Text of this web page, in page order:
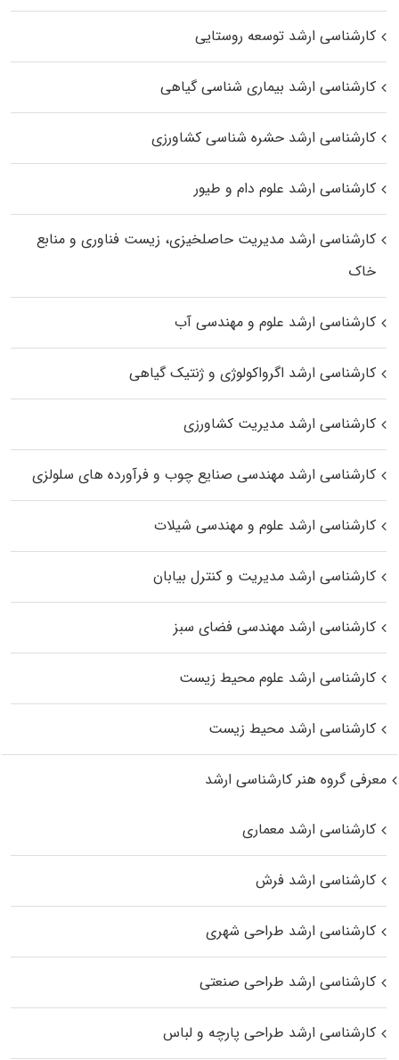
کارشناسی ارشد توسعه روستایی
کارشناسی ارشد بیماری‌ شناسی گیاهی
کارشناسی ارشد حشره‌ شناسی کشاورزی
کارشناسی ارشد علوم دام و طیور
کارشناسی ارشد مدیریت حاصلخیزی، زیست فناوری و منابع
خاک
کارشناسی ارشد علوم و مهندسی آب
کارشناسی ارشد اگرواکولوژی و ژنتیک گیاهی
کارشناسی ارشد مدیریت کشاورزی
کارشناسی ارشد مهندسی صنایع چوب و فرآورده‌ های سلولزی
کارشناسی ارشد علوم و مهندسی شیلات
کارشناسی ارشد مدیریت و کنترل بیابان
کارشناسی ارشد مهندسی فضای سبز
کارشناسی ارشد علوم محیط‌ زیست
کارشناسی ارشد محیط زیست
معرفی گروه هنر کارشناسی ارشد
کارشناسی ارشد معماری
کارشناسی ارشد فرش
کارشناسی ارشد طراحی شهری
کارشناسی ارشد طراحی صنعتی
کارشناسی ارشد طراحی پارچه و لباس